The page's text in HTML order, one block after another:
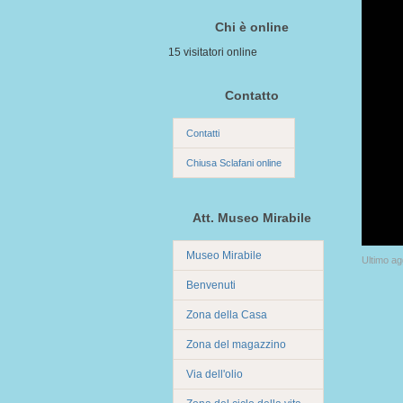
Chi è online
15 visitatori online
Contatto
Contatti
Chiusa Sclafani online
Att. Museo Mirabile
Museo Mirabile
Benvenuti
Zona della Casa
Zona del magazzino
Via dell'olio
Ultimo